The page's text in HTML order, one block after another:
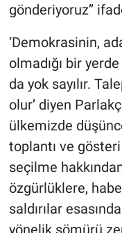
gönderiyoruz’’
‘Demokrasinin,
olmadığı bir
da yok sayılır.
olur’ diyen
ülkemizde
toplantı ve
seçilme
özgürlüklere,
saldırılar